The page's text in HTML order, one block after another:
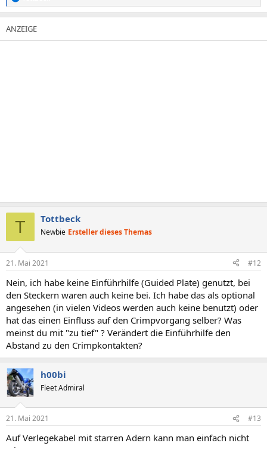
e
a
k
t
T Tottbeck
Newbie Ersteller dieses Themas
21. Mai 2021 #12
Nein, ich habe keine Einführhilfe (Guided Plate) genutzt, bei
den Steckern waren auch keine bei. Ich habe das als optional
angesehen (in vielen Videos werden auch keine benutzt) oder
hat das einen Einfluss auf den Crimpvorgang selber? Was
meinst du mit "zu tief" ? Verändert die Einführhilfe den
Abstand zu den Crimpkontakten?
h00bi
Fleet Admiral
21. Mai 2021 #13
Auf Verlegekabel mit starren Adern kann man einfach nicht